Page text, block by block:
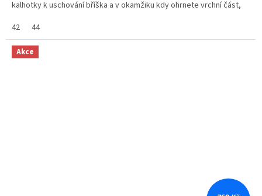
kalhotky k uschování bříška a v okamžiku kdy ohrnete vrchní část,
42
44
Akce